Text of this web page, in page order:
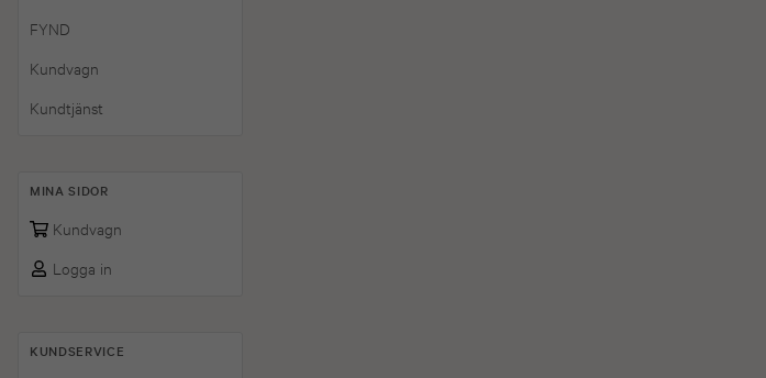
FYND
Kundvagn
Kundtjänst
MINA SIDOR
Kundvagn
Logga in
KUNDSERVICE